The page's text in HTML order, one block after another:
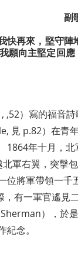
副
快再來，堅守陣
我願向主堅定回應
）寫的福音
見 p.82）在
1864年十月，
軍右翼，突擊
將軍帶領一
有一軍官遙
），於
念。